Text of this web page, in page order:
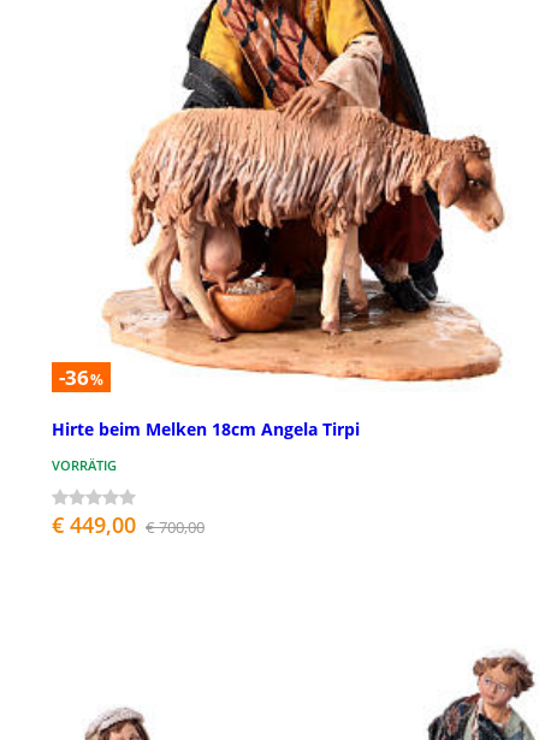
-36%
Hirte beim Melken 18cm Angela Tirpi
VORRÄTIG
€ 449,00 € 700,00